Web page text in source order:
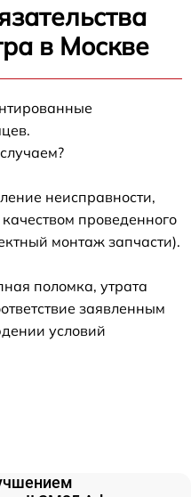
в Москве
неисправности,
проведенного
монтаж запчасти).
поломка, утрата
заявленным
условий